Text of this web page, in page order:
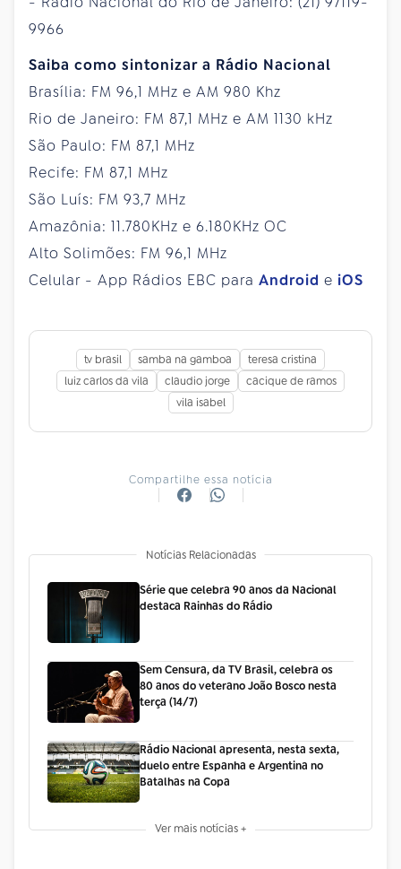
9966
Saiba como sintonizar a Rádio Nacional
Brasília: FM 96,1 MHz e AM 980 Khz
Rio de Janeiro: FM 87,1 MHz e AM 1130 kHz
São Paulo: FM 87,1 MHz
Recife: FM 87,1 MHz
São Luís: FM 93,7 MHz
Amazônia: 11.780KHz e 6.180KHz OC
Alto Solimões: FM 96,1 MHz
Celular - App Rádios EBC para Android e iOS
tv brasil samba na gamboa
teresa cristina
luiz carlos da vila
claudio jorge
cacique de ramos
vila isabel
Compartilhe essa notícia
Notícias Relacionadas
Série que celebra 90 anos da Nacional
destaca Rainhas do Rádio
Sem Censura, da TV Brasil, celebra os
80 anos do veterano João Bosco nesta
terça (14/7)
Rádio Nacional apresenta, nesta sexta,
duelo entre Espanha e Argentina no
Batalhas na Copa
Ver mais notícias +